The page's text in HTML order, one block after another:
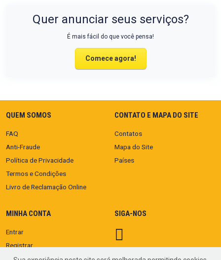
Quer anunciar seus serviços?
É mais fácil do que você pensa!
Comece agora!
QUEM SOMOS
FAQ
Anti-Fraude
Política de Privacidade
Termos e Condições
Livro de Reclamação Online
CONTATO E MAPA DO SITE
Contatos
Mapa do Site
Países
MINHA CONTA
Entrar
Registrar
SIGA-NOS